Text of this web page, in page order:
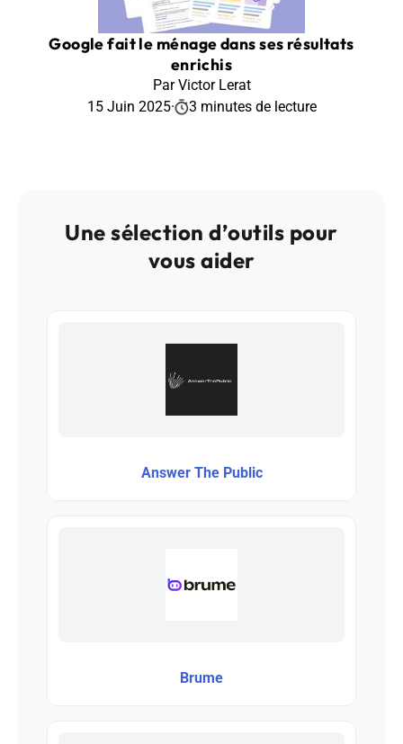
Google fait le ménage dans ses résultats
enrichis
Par Victor Lerat
15 Juin 2025· 3 minutes de lecture
Une sélection d’outils pour
vous aider
Answer The Public
Brume